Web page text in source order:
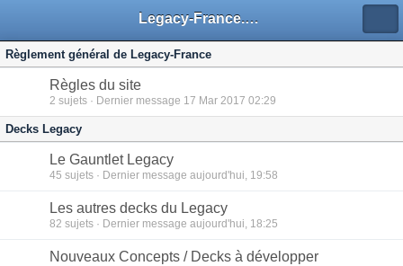
Legacy-France.org - Forum
Règlement général de Legacy-France
Règles du site
2 sujets · Dernier message 17 Mar 2017 02:29
Decks Legacy
Le Gauntlet Legacy
45 sujets · Dernier message aujourd'hui, 19:58
Les autres decks du Legacy
82 sujets · Dernier message aujourd'hui, 18:25
Nouveaux Concepts / Decks à développer